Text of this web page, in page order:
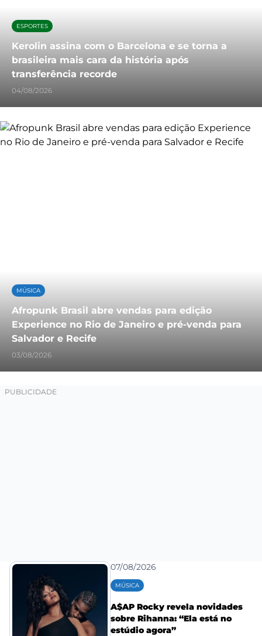
ESPORTES
Kerolin assina com o Barcelona e se torna a
brasileira mais cara da história após
transferência recorde
04/08/2026
MÚSICA
Afropunk Brasil abre vendas para edição
Experience no Rio de Janeiro e pré-venda para
Salvador e Recife
03/08/2026
07/08/2026
MÚSICA
A$AP Rocky revela novidades
sobre Rihanna: “Ela está no
estúdio agora”